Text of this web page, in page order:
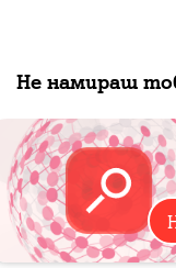
Не намираш